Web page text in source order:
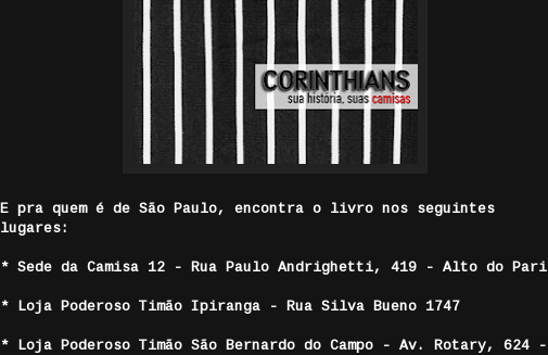
E pra quem é de São Paulo, encontra o livro nos seguintes
lugares:
* Sede da Camisa 12 - Rua Paulo Andrighetti, 419 - Alto do Pari
* Loja Poderoso Timão Ipiranga - Rua Silva Bueno 1747
* Loja Poderoso Timão São Bernardo do Campo - Av. Rotary, 624 -